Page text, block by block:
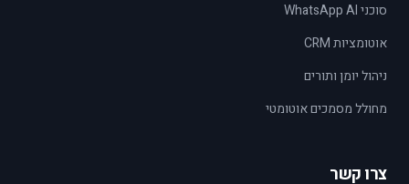
סוכני WhatsApp AI
אוטומציות CRM
ניהול יומן ותורים
מחולל מסמכים אוטומטי
צרו קשר